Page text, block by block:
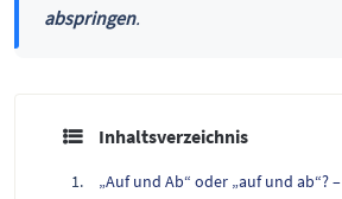
abspringen.
Inhaltsverzeichnis
„Auf und Ab“ oder „auf und ab“?